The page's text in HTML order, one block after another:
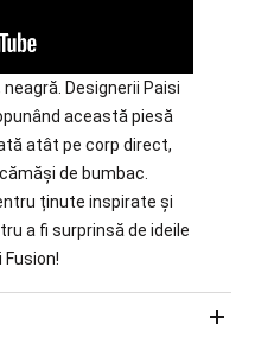
Designerii Paisi
această piesă
atât pe corp direct,
de bumbac.
ținute inspirate și
a fi surprinsă de ideile